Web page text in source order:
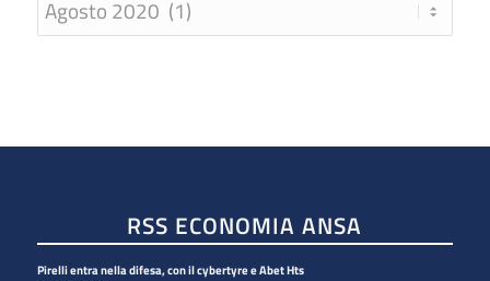
RSS ECONOMIA ANSA
Pirelli entra nella difesa, con il cybertyre e Abet Hts